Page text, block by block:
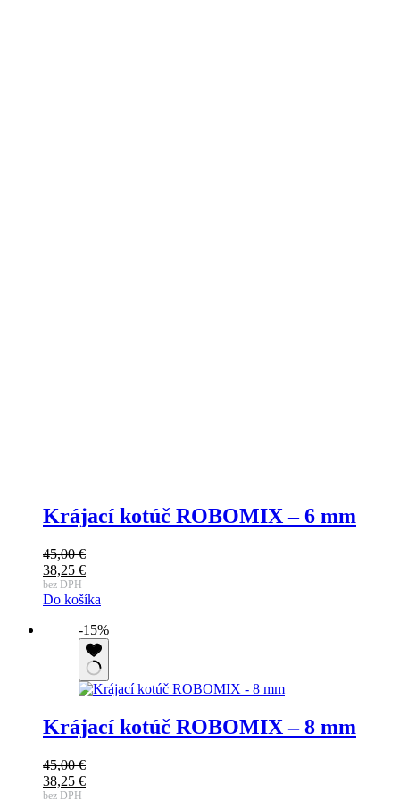
Krájací kotúč ROBOMIX – 6 mm
45,00€
Pôvodná
cena
bola:
38,25 €
Aktuálna
cena
38,25 €.
bez DPH
Do košíka
-15%
Krájací kotúč ROBOMIX – 8 mm
45,00€
Pôvodná
cena
38,25 €
Aktuálna
bez DPH